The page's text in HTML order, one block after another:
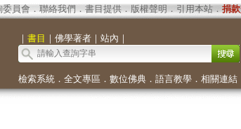
委員會． 聯絡我們 ． 書目提供． 版權聲明 ． 引用本站． 捐
｜ 書目 ｜ 佛學著者｜ 站內 ｜
檢索系統． 全文專區 ． 數位佛典． 語言教學． 相關連結